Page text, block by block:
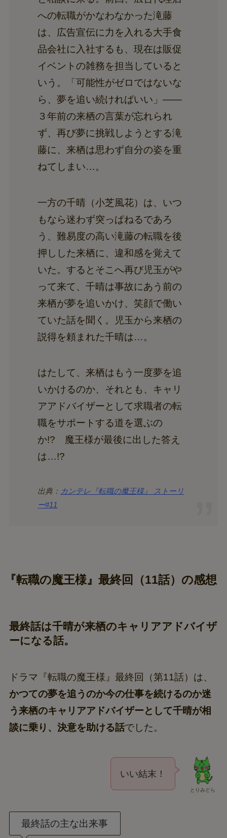
への転職がかなわなかった滝藤
は、広告宣伝に力を入れる大手食
品会社に入社するも、現在は販促
イベントの雑務を担当していると
いう。「可能性がゼロではないな
ら、夢を追い続ければいい」――
３年前の来栖の言葉が忘れられ
ず、再び夢に挑戦しようとする滝
藤に、来栖は思わず自分の姿を重
ねてしまい…。
一方の千晴（小芝風花）は、いつ
もなら迷わず突っぱねるであろ
う、難易度の高い滝藤の転職を後
押しした来栖に、違和感を覚えて
いた。するとそこへ再び児玉がや
って来て、千晴は事故にあう前の
来栖が夢を追いかけ、笑顔で働い
ていた話を聞く。児玉から来栖の
説得を頼まれた千晴は…。
はたして、来栖はもう一度夢を追
いかけるのか、それとも、キャリ
アアドバイザーとして求職者の転
職をサポートする道を選ぶの
か!? 魔王様が最後に出した答え
は…!?
出典： カンテレ『転職の魔王様』 ストーリ
ー#11
『転職の魔王様』最終回（11話）の感想
最終話は千晴が来栖のキャリアアドバイザ
ーになる話。
ドラマ『転職の魔王様』最終回（第11話）は、
かつての夢を追うのか今の仕事を続けるのか迷
う来栖のキャリアアドバイザーとして千晴が相
談に乗り、決意を助ける話でした。
とりみどら
いい結末！
最終話の主な出来事